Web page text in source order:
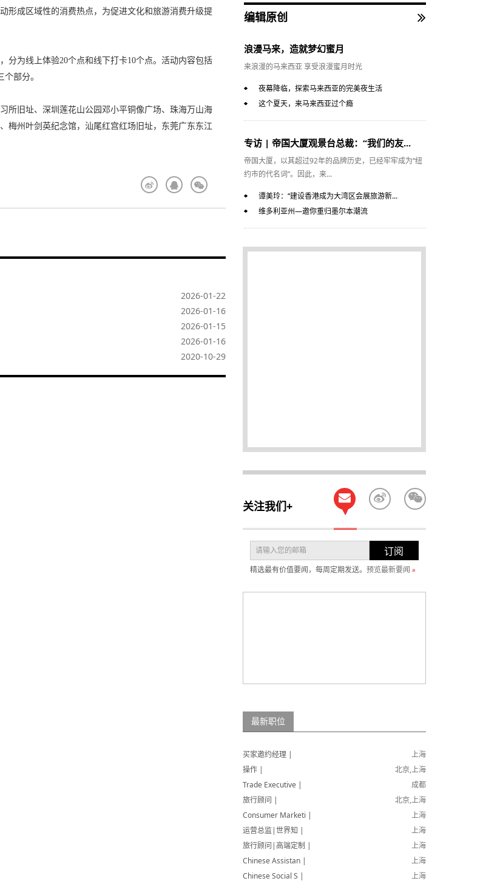
形成区域性的消费热点，为促进文化和旅游消费升级提
分为线上体验20个点和线下打卡10个点。活动内容包括
部分。
所旧址、深圳莲花山公园邓小平铜像广场、珠海万山海
梅州叶剑英纪念馆，汕尾红宫红场旧址，东莞广东东江
2026-01-22
2026-01-16
2026-01-15
2026-01-16
2020-10-29
编辑原创
浪漫马来，造就梦幻蜜月
来浪漫的马来西亚 享受浪漫蜜月时光
夜幕降临，探索马来西亚的完美夜生活
这个夏天，来马来西亚过个瘾
专访 | 帝国大厦观景台总裁：“我们的友...
帝国大厦，以其超过92年的品牌历史，已经牢牢成为“纽
约市的代名词”。因此，来...
谭美玲：“建设香港成为大湾区会展旅游新...
维多利亚州—邀你重归墨尔本潮流
关注我们+
订阅
精选最有价值要闻，每周定期发送。 预览最新要闻 »
最新职位
上海
买家邀约经理 |
北京,上海
操作 |
成都
Trade Executive |
北京,上海
旅行顾问 |
上海
Consumer Marketi |
上海
运营总监|世界知 |
上海
旅行顾问|高端定制 |
上海
Chinese Assistan |
上海
Chinese Social S |